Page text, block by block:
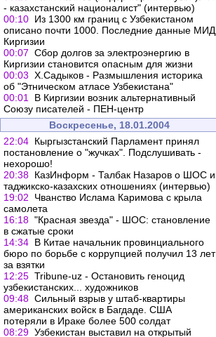
- казахстанский националист" (интервью)
00:10 Из 1300 км границ с Узбекистаном
описано почти 1000. Последние данные МИД
Киргизии
00:07 Сбор долгов за электроэнергию в
Киргизии становится опасным для жизни
00:03 Х.Садыков - Размышления историка
об "Этническом атласе Узбекистана"
00:01
В Киргизии возник альтернативный
Союзу писателей - ПЕН-центр
Воскресенье, 18.01.2004
22:04 Кыргызстанский Парламент принял
постановление о "жучках". Подслушивать -
нехорошо!
20:38 КазИнформ - Талбак Назаров о ШОС и
таджикско-казахских отношениях (интервью)
19:02
Чванство Ислама Каримова с крыла
самолета
16:18 "Красная звезда" - ШОС: становление
в сжатые сроки
14:34 В Китае начальник провинциального
бюро по борьбе с коррупцией получил 13 лет
за взятки
12:25 Tribune-uz - Остановить геноцид
узбекистанских... художников
09:48 Сильный взрыв у штаб-квартиры
американских войск в Багдаде. США
потеряли в Ираке более 500 солдат
08:29 Узбекистан выставил на открытый